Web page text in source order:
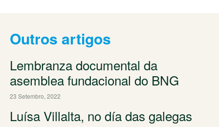
Outros artigos
Lembranza documental da
asemblea fundacional do BNG
23 Setembro, 2022
Luísa Villalta, no día das galegas